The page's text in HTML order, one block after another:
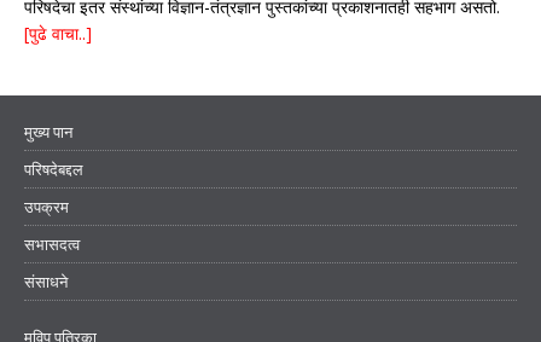
परिषदेचा इतर संस्थांच्या विज्ञान-तंत्रज्ञान पुस्तकांच्या प्रकाशनातही सहभाग असतो.
[पुढे वाचा..]
मुख्य पान
परिषदेबद्दल
उपक्रम
सभासदत्व
संसाधने
मविप पत्रिका